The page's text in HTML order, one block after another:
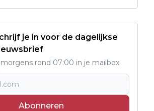
je in voor de dagelijkse
morgens rond 07:00 in je mailbox
Abonneren